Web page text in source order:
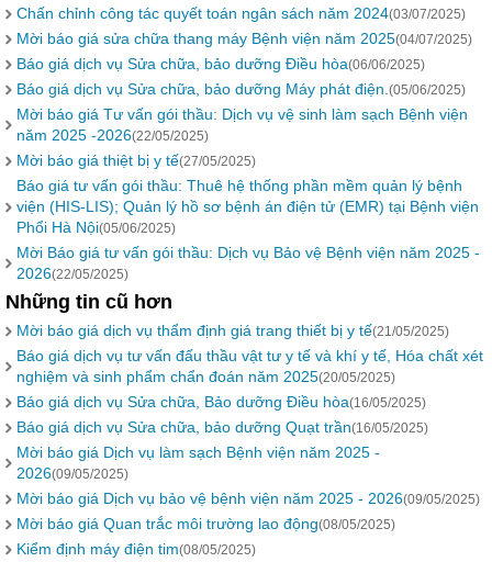
Chấn chỉnh công tác quyết toán ngân sách năm 2024(03/07/2025)
Mời báo giá sửa chữa thang máy Bệnh viện năm 2025(04/07/2025)
Báo giá dịch vụ Sửa chữa, bảo dưỡng Điều hòa(06/06/2025)
Báo giá dịch vụ Sửa chữa, bảo dưỡng Máy phát điện. (05/06/2025)
Mời báo giá Tư vấn gói thầu: Dịch vụ vệ sinh làm sạch Bệnh viện
năm 2025 -2026(22/05/2025)
Mời báo giá thiệt bị y tế(27/05/2025)
Báo giá tư vấn gói thầu: Thuê hệ thống phần mềm quản lý bệnh
viện (HIS-LIS); Quản lý hồ sơ bệnh án điện tử (EMR) tại Bệnh viện
Phổi Hà Nội(05/06/2025)
Mời Báo giá tư vấn gói thầu: Dịch vụ Bảo vệ Bệnh viện năm 2025 -
2026(22/05/2025)
Những tin cũ hơn
Mời báo giá dịch vụ thẩm định giá trang thiết bị y tế(21/05/2025)
Báo giá dịch vụ tư vấn đấu thầu vật tư y tế và khí y tế, Hóa chất xét
nghiệm và sinh phẩm chẩn đoán năm 2025(20/05/2025)
Báo giá dịch vụ Sửa chữa, Bảo dưỡng Điều hòa(16/05/2025)
Báo giá dịch vụ Sửa chữa, bảo dưỡng Quạt trần(16/05/2025)
Mời báo giá Dịch vụ làm sạch Bệnh viện năm 2025 -
2026(09/05/2025)
Mời báo giá Dịch vụ bảo vệ bệnh viện năm 2025 - 2026(09/05/2025)
Mời báo giá Quan trắc môi trường lao động(08/05/2025)
Kiểm định máy điện tim(08/05/2025)